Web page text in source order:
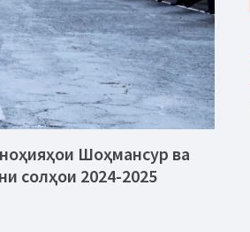
Шоҳмансур ва
солҳои 2024-2025